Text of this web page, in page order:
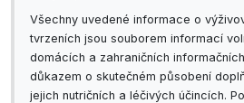
Všechny uvedené informace o
tvrzeních jsou souborem informací
domácích a zahraničních
důkazem o skutečném působení
jejich nutričních a léčivých účincích.